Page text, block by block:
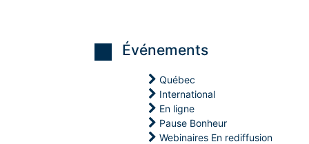
Événements
Québec
International
En ligne
Pause Bonheur
Webinaires En rediffusion